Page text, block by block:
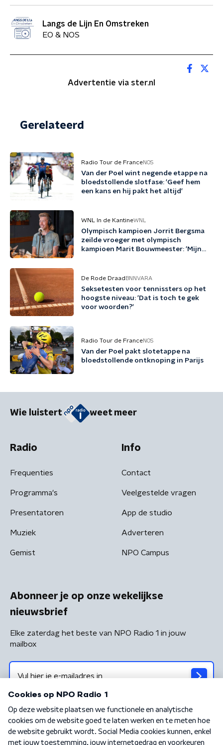
Langs de Lijn En Omstreken
EO & NOS
Advertentie via ster.nl
Gerelateerd
Radio Tour de FranceNOS
Van der Poel wint negende etappe na
bloedstollende slotfase: 'Geef hem
een kans en hij pakt het altijd'
WNL In de KantineWNL
Olympisch kampioen Jorrit Bergsma
zeilde vroeger met olympisch
kampioen Marit Bouwmeester: 'Mijn
De Rode Draad BNNVARA
Seksetesten voor tennissters op het
hoogste niveau: 'Dat is toch te gek
voor woorden?'
Radio Tour de FranceNOS
Van der Poel pakt slotetappe na
bloedstollende ontknoping in Parijs
Wie luistert weet meer
Radio
Frequenties
Programma's
Presentatoren
Muziek
Gemist
Info
Contact
Veelgestelde vragen
App de studio
Adverteren
NPO Campus
Abonneer je op onze wekelijkse
nieuwsbrief
Elke zaterdag het beste van NPO Radio 1 in jouw
mailbox
Algemene voorwaarden